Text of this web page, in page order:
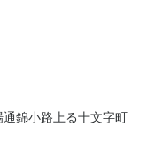
最高。お肉の合間に
事なピンク色の火入
ゴロ入った濃厚ソー
錦小路上る十文字町
運営
メニュー開発